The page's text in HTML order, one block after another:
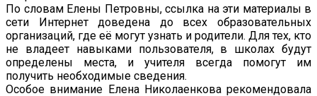
По словам Елены Петровны, ссылка на эти материалы в
сети Интернет доведена до всех образовательных
организаций, где её могут узнать и родители. Для тех, кто
не владеет навыками пользователя, в школах будут
определены места, и учителя всегда помогут им
получить необходимые сведения.
Особое внимание Елена Николаенкова рекомендовала